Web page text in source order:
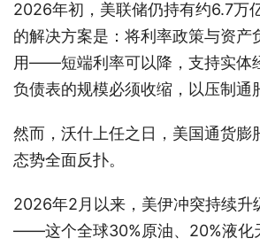
2026年初，美联储仍持有约6.7万
的解决方案是：将利率政策与资产
用——短端利率可以降，支持实体
负债表的规模必须收缩，以压制通
然而，沃什上任之日，美国通货膨
态势全面反扑。
2026年2月以来，美伊冲突持续升
——这个全球30%原油、20%液化